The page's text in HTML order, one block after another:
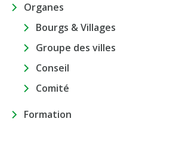
Organes
Bourgs & Villages
Groupe des villes
Conseil
Comité
Formation